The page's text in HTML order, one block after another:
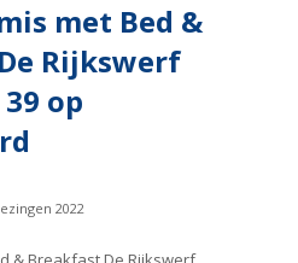
met Bed &
Rijkswerf
op
2022